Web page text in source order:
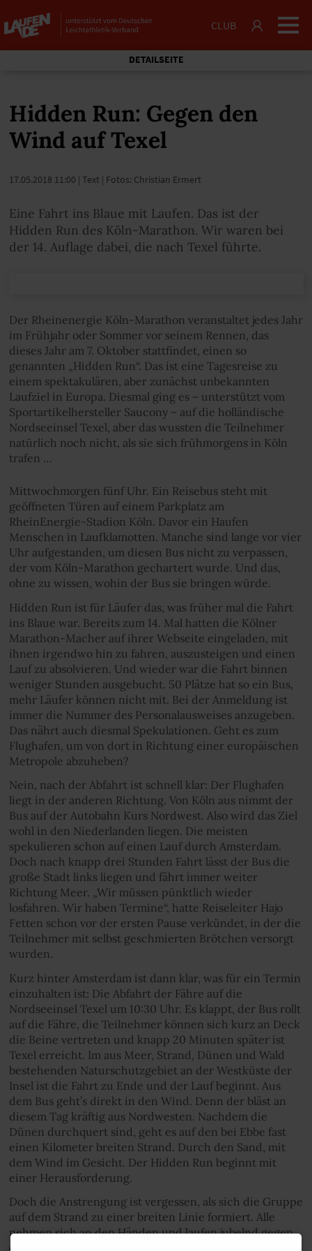
CLUB
DETAILSEITE
Hidden Run: Gegen den
Wind auf Texel
17.05.2018 11:00 | Text | Fotos: Christian Ermert
Eine Fahrt ins Blaue mit Laufen. Das ist der
Hidden Run des Köln-Marathon. Wir waren bei
der 14. Auflage dabei, die nach Texel führte.
Der Rheinenergie Köln-Marathon veranstaltet jedes Jahr
im Frühjahr oder Sommer vor seinem Rennen, das
dieses Jahr am 7. Oktober stattfindet, einen so
genannten „Hidden Run“. Das ist eine Tagesreise zu
einem spektakulären, aber zunächst unbekannten
Laufziel in Europa. Diesmal ging es – unterstützt vom
Sportartikelhersteller Saucony – auf die holländische
Nordseeinsel Texel, aber das wussten die Teilnehmer
natürlich noch nicht, als sie sich frühmorgens in Köln
trafen …
Mittwochmorgen fünf Uhr. Ein Reisebus steht mit
geöffneten Türen auf einem Parkplatz am
RheinEnergie-Stadion Köln. Davor ein Haufen
Menschen in Laufklamotten. Manche sind lange vor vier
Uhr aufgestanden, um diesen Bus nicht zu verpassen,
der vom Köln-Marathon gechartert wurde. Und das,
ohne zu wissen, wohin der Bus sie bringen würde.
Hidden Run ist für Läufer das, was früher mal die Fahrt
ins Blaue war. Bereits zum 14. Mal hatten die Kölner
Marathon-Macher auf ihrer Webseite eingeladen, mit
ihnen irgendwo hin zu fahren, auszusteigen und einen
Lauf zu absolvieren. Und wieder war die Fahrt binnen
weniger Stunden ausgebucht. 50 Plätze hat so ein Bus,
mehr Läufer können nicht mit. Bei der Anmeldung ist
immer die Nummer des Personalausweises anzugeben.
Das nährt auch diesmal Spekulationen. Geht es zum
Flughafen, um von dort in Richtung einer europäischen
Metropole abzuheben?
Nein, nach der Abfahrt ist schnell klar: Der Flughafen
liegt in der anderen Richtung. Von Köln aus nimmt der
Bus auf der Autobahn Kurs Nordwest. Also wird das Ziel
wohl in den Niederlanden liegen. Die meisten
spekulieren schon auf einen Lauf durch Amsterdam.
Doch nach knapp drei Stunden Fahrt lässt der Bus die
große Stadt links liegen und fährt immer weiter
Richtung Meer. „Wir müssen pünktlich wieder
losfahren. Wir haben Termine“, hatte Reiseleiter Hajo
Fetten schon vor der ersten Pause verkündet, in der die
Teilnehmer mit selbst geschmierten Brötchen versorgt
wurden.
Kurz hinter Amsterdam ist dann klar, was für ein Termin
einzuhalten ist: Die Abfahrt der Fähre auf die
Nordseeinsel Texel um 10:30 Uhr. Es klappt, der Bus rollt
auf die Fähre, die Teilnehmer können sich kurz an Deck
die Beine vertreten und knapp 20 Minuten später ist
Texel erreicht. Im aus Meer, Strand, Dünen und Wald
bestehenden Naturschutzgebiet an der Westküste der
Insel ist die Fahrt zu Ende und der Lauf beginnt. Aus
dem Bus geht’s direkt in den Wind. Denn der bläst an
diesem Tag kräftig aus Nordwesten. Nachdem die
Dünen durchquert sind, geht es auf den bei Ebbe fast
einen Kilometer breiten Strand. Durch den Sand, mit
dem Wind im Gesicht. Der Hidden Run beginnt mit
einer Herausforderung.
Doch die Anstrengung ist vergessen, als sich die Gruppe
auf dem Strand zu einer breiten Linie formiert. Alle
nehmen sich an den Händen und laufen jubelnd gegen
den Wind. „Das war eigentlich der schönste Moment